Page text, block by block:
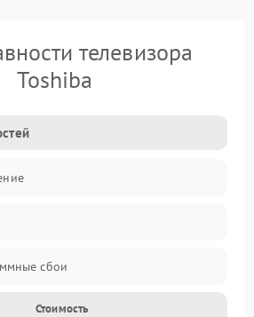
телевизора
Toshiba
сбои
Стоимость